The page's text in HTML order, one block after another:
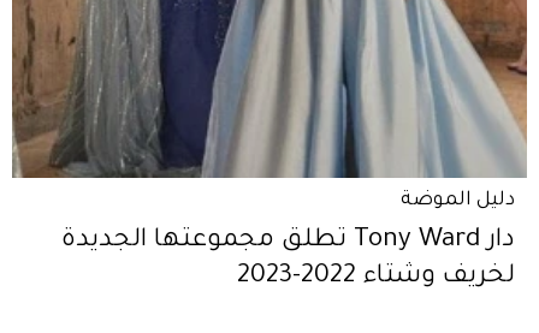
دليل الموضة
دار Tony Ward تطلق مجموعتها الجديدة
لخريف وشتاء 2022-2023